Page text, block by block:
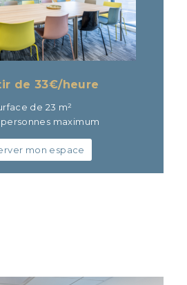
de 33€/heure
de 23 m²
personnes maximum
mon espace